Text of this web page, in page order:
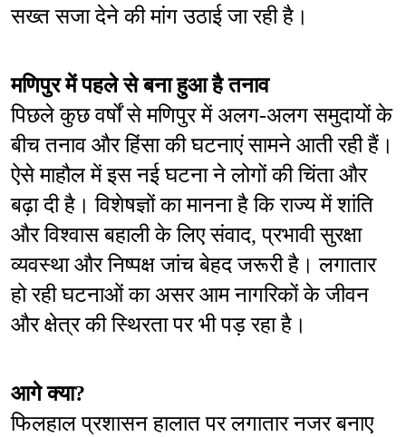
सख्त सजा देने की मांग उठाई जा रही है।
मणिपुर में पहले से बना हुआ है तनाव
पिछले कुछ वर्षों से मणिपुर में अलग-अलग समुदायों के
बीच तनाव और हिंसा की घटनाएं सामने आती रही हैं।
ऐसे माहौल में इस नई घटना ने लोगों की चिंता और
बढ़ा दी है। विशेषज्ञों का मानना है कि राज्य में शांति
और विश्वास बहाली के लिए संवाद, प्रभावी सुरक्षा
व्यवस्था और निष्पक्ष जांच बेहद जरूरी है। लगातार
हो रही घटनाओं का असर आम नागरिकों के जीवन
और क्षेत्र की स्थिरता पर भी पड़ रहा है।
आगे क्या?
फिलहाल प्रशासन हालात पर लगातार नजर बनाए